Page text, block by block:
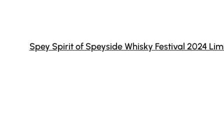
Spey Spirit of Speyside Whisky Festival 2024